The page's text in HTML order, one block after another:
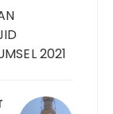
2021